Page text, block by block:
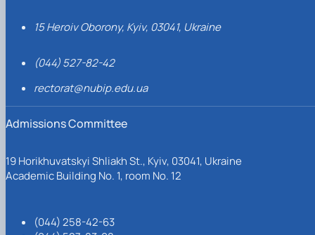
15 Heroiv Oborony, Kyiv, 03041, Ukraine
(044) 527-82-42
rectorat@nubip.edu.ua
Admissions Committee
19 Horikhuvatskyi Shliakh St., Kyiv, 03041, Ukraine
Academic Building No. 1, room No. 12
(044) 258-42-63